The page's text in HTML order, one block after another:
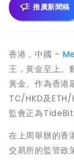
推廣新聞稿
香港，中國 -
王，黃金至上。
黃金。作為香港
TC/HKD及ETH/
監會正為TideBit
在上周舉辦的香
交易所的監管政